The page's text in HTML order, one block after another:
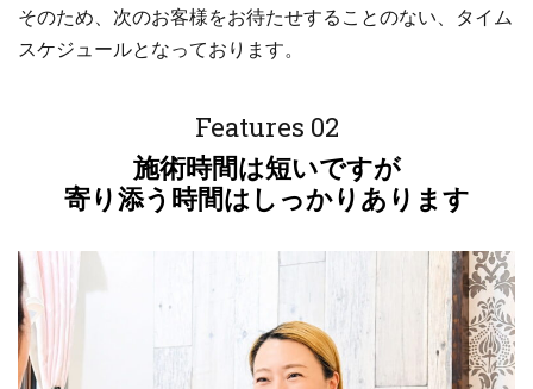
そのため、次のお客様をお待たせすることのない、タイム
スケジュールとなっております。
Features 02
施術時間は短いですが
寄り添う時間はしっかりあります